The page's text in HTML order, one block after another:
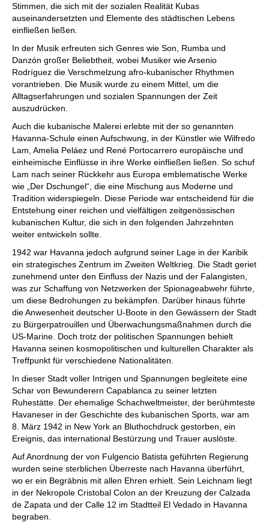
Stimmen, die sich mit der sozialen Realität Kubas
auseinandersetzten und Elemente des städtischen Lebens
einfließen ließen.
In der Musik erfreuten sich Genres wie Son, Rumba und
Danzón großer Beliebtheit, wobei Musiker wie Arsenio
Rodríguez die Verschmelzung afro-kubanischer Rhythmen
vorantrieben. Die Musik wurde zu einem Mittel, um die
Alltagserfahrungen und sozialen Spannungen der Zeit
auszudrücken.
Auch die kubanische Malerei erlebte mit der so genannten
Havanna-Schule einen Aufschwung, in der Künstler wie Wilfredo
Lam, Amelia Peláez und René Portocarrero europäische und
einheimische Einflüsse in ihre Werke einfließen ließen. So schuf
Lam nach seiner Rückkehr aus Europa emblematische Werke
wie „Der Dschungel“, die eine Mischung aus Moderne und
Tradition widerspiegeln. Diese Periode war entscheidend für die
Entstehung einer reichen und vielfältigen zeitgenössischen
kubanischen Kultur, die sich in den folgenden Jahrzehnten
weiter entwickeln sollte.
1942 war Havanna jedoch aufgrund seiner Lage in der Karibik
ein strategisches Zentrum im Zweiten Weltkrieg. Die Stadt geriet
zunehmend unter den Einfluss der Nazis und der Falangisten,
was zur Schaffung von Netzwerken der Spionageabwehr führte,
um diese Bedrohungen zu bekämpfen. Darüber hinaus führte
die Anwesenheit deutscher U-Boote in den Gewässern der Stadt
zu Bürgerpatrouillen und Überwachungsmaßnahmen durch die
US-Marine. Doch trotz der politischen Spannungen behielt
Havanna seinen kosmopolitischen und kulturellen Charakter als
Treffpunkt für verschiedene Nationalitäten.
In dieser Stadt voller Intrigen und Spannungen begleitete eine
Schar von Bewunderern Capablanca zu seiner letzten
Ruhestätte. Der ehemalige Schachweltmeister, der berühmteste
Havaneser in der Geschichte des kubanischen Sports, war am
8. März 1942 in New York an Bluthochdruck gestorben, ein
Ereignis, das international Bestürzung und Trauer auslöste.
Auf Anordnung der von Fulgencio Batista geführten Regierung
wurden seine sterblichen Überreste nach Havanna überführt,
wo er ein Begräbnis mit allen Ehren erhielt. Sein Leichnam liegt
in der Nekropole Cristobal Colon an der Kreuzung der Calzada
de Zapata und der Calle 12 im Stadtteil El Vedado in Havanna
begraben.